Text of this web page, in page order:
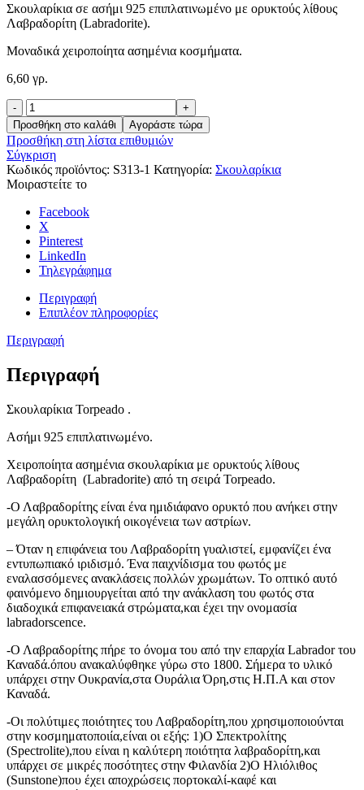
Σκουλαρίκια σε ασήμι 925 επιπλατινωμένο με ορυκτούς λίθους
Λαβραδορίτη (Labradorite).
Μοναδικά χειροποίητα ασημένια κοσμήματα.
6,60 γρ.
Torpeado
ποσότητα
Προσθήκη στο καλάθι Αγοράστε τώρα
Προσθήκη στη λίστα επιθυμιών
Σύγκριση
Κωδικός προϊόντος: S313-1 Κατηγορία: Σκουλαρίκια
Μοιραστείτε το
Facebook
X
Pinterest
LinkedIn
Τηλεγράφημα
Περιγραφή
Επιπλέον πληροφορίες
Περιγραφή
Περιγραφή
Σκουλαρίκια Torpeado .
Ασήμι 925 επιπλατινωμένo.
Χειροποίητα ασημένια σκουλαρίκια με ορυκτούς λίθους
Λαβραδορίτη (Labradorite) από τη σειρά Torpeado.
-Ο Λαβραδορίτης είναι ένα ημιδιάφανο ορυκτό που ανήκει στην
μεγάλη ορυκτολογική οικογένεια των αστρίων.
– Όταν η επιφάνεια του Λαβραδορίτη γυαλιστεί, εμφανίζει ένα
εντυπωπιακό ιριδισμό. Ένα παιχνίδισμα του φωτός με
εναλασσόμενες ανακλάσεις πολλών χρωμάτων. Το οπτικό αυτό
φαινόμενο δημιουργείται από την ανάκλαση του φωτός στα
διαδοχικά επιφανειακά στρώματα,και έχει την ονομασία
labradorscence.
-Ο Λαβραδορίτης πήρε το όνομα του από την επαρχία Labrador του
Καναδά.όπου ανακαλύφθηκε γύρω στο 1800. Σήμερα το υλικό
υπάρχει στην Ουκρανία,στα Ουράλια Όρη,στις Η.Π.Α και στον
Καναδά.
-Οι πολύτιμες ποιότητες του Λαβραδορίτη,που χρησιμοποιούνται
στην κοσμηματοποιία,είναι οι εξής: 1)Ο Σπεκτρολίτης
(Spectrolite),που είναι η καλύτερη ποιότητα λαβραδορίτη,και
υπάρχει σε μικρές ποσότητες στην Φιλανδία 2)Ο Ηλιόλιθος
(Sunstone)που έχει αποχρώσεις πορτοκαλί-καφέ και